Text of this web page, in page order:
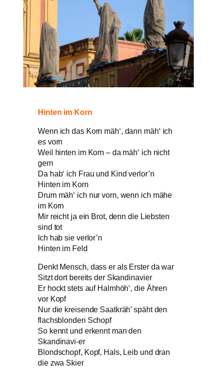
Hinten im Korn
Wenn ich das Korn mäh‘, dann mäh‘ ich
es vorn
Weil hinten im Korn – da mäh‘ ich nicht
gern
Da hab‘ ich Frau und Kind verlor’n
Hinten im Korn
Drum mäh‘ ich nur vorn, wenn ich mähe
im Korn
Mir reicht ja ein Brot, denn die Liebsten
sind tot
Ich hab sie verlor’n
Hinten im Feld
Denkt Mensch, dass er als Erster da war
Sitzt dort bereits der Skandinavier
Er hockt stets auf Halmhöh‘, die Ähren
vor Kopf
Nur die kreisende Saatkräh’ späht den
flachsblonden Schopf
So kennt und erkennt man den
Skandinavi-er
Blondschopf, Kopf, Hals, Leib und dran
die zwa Skier